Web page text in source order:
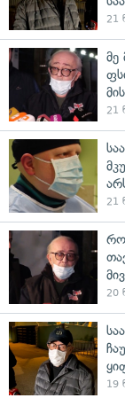
21
მე
21
21
20
19